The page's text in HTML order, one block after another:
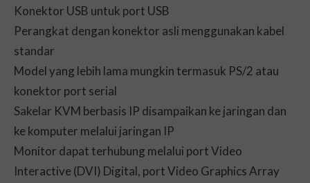
Konektor USB untuk port USB
Perangkat dengan konektor asli menggunakan kabel
standar
Model yang lebih lama mungkin termasuk PS/2 atau
konektor port serial
Sakelar KVM berbasis IP disampaikan ke jaringan dan
ke komputer melalui jaringan IP
Monitor dapat terhubung melalui port Video
Interactive (DVI) Digital, port Video Graphics Array